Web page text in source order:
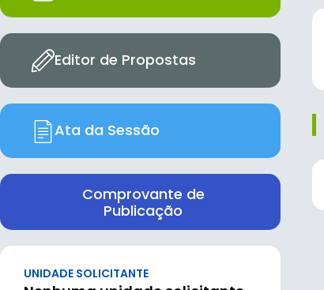
Editor de Propostas
Ata da Sessão
Comprovante de
Publicação
UNIDADE SOLICITANTE